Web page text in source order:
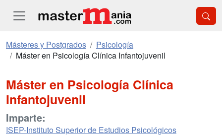
Másteres y Postgrados
Psicología
Máster en Psicología Clínica Infantojuvenil
Máster en Psicología Clínica
Infantojuvenil
Imparte:
ISEP-Instituto Superior de Estudios Psicológicos